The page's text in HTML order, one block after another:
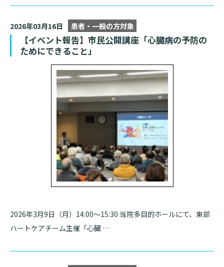
2026年03月16日 患者・一般の方対象
【イベント報告】市民公開講座「心臓病の予防の
ためにできること」
2026年3月9日（月）14:00～15:30 当院多目的ホールにて、東部
ハートケアチーム主催「心臓 …